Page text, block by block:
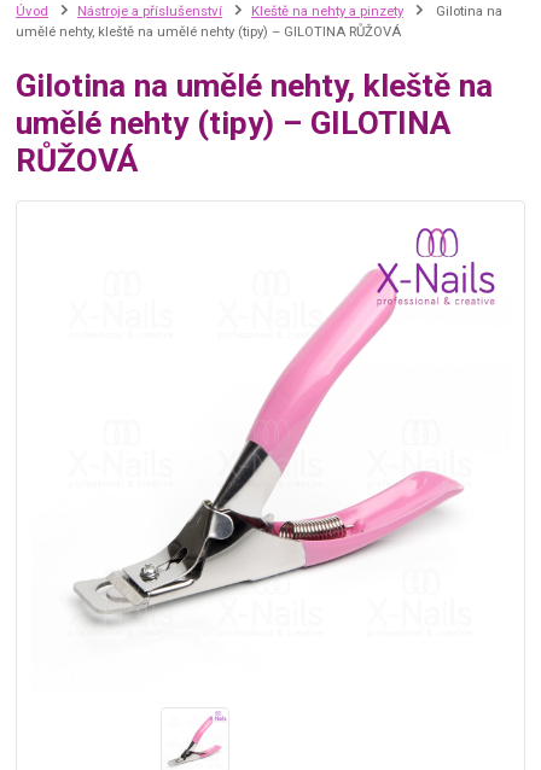
Úvod Nástroje a příslušenství Kleště na nehty a pinzety
Gilotina na
umělé nehty, kleště na umělé nehty (tipy) – GILOTINA RŮŽOVÁ
Gilotina na umělé nehty, kleště na
umělé nehty (tipy) – GILOTINA
RŮŽOVÁ